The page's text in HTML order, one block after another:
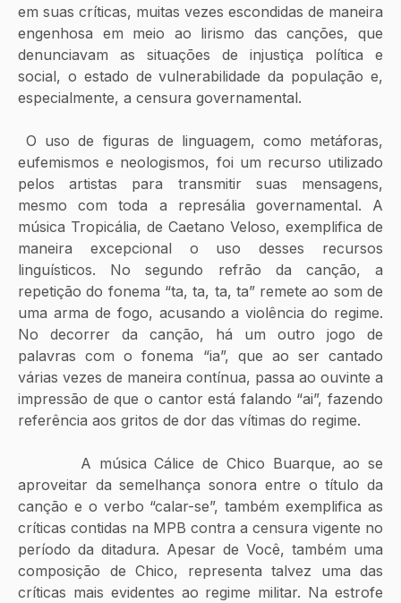
em suas críticas, muitas vezes escondidas de maneira
engenhosa em meio ao lirismo das canções, que
denunciavam as situações de injustiça política e
social, o estado de vulnerabilidade da população e,
especialmente, a censura governamental.
O uso de figuras de linguagem, como metáforas,
eufemismos e neologismos, foi um recurso utilizado
pelos artistas para transmitir suas mensagens,
mesmo com toda a represália governamental. A
música Tropicália, de Caetano Veloso, exemplifica de
maneira excepcional o uso desses recursos
linguísticos. No segundo refrão da canção, a
repetição do fonema “ta, ta, ta, ta” remete ao som de
uma arma de fogo, acusando a violência do regime.
No decorrer da canção, há um outro jogo de
palavras com o fonema “ia”, que ao ser cantado
várias vezes de maneira contínua, passa ao ouvinte a
impressão de que o cantor está falando “ai”, fazendo
referência aos gritos de dor das vítimas do regime.
aproveitar da semelhança sonora entre o título da
canção e o verbo “calar-se”, também exemplifica as
críticas contidas na MPB contra a censura vigente no
período da ditadura. Apesar de Você, também uma
composição de Chico, representa talvez uma das
críticas mais evidentes ao regime militar. Na estrofe